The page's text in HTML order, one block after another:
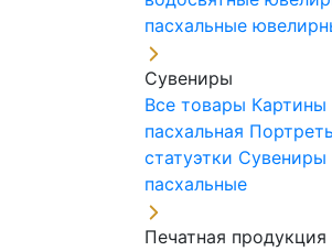
пасхальные
Сувениры
Все товары Картины
пасхальная
статуэтки Сувениры
пасхальные
Печатная продукция